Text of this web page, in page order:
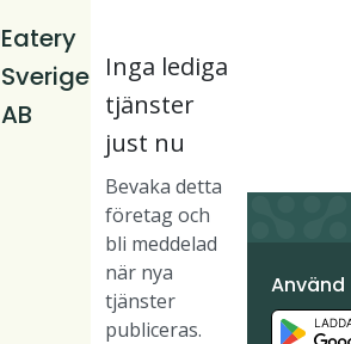
Eatery
Sverige
AB
Inga lediga
tjänster
just nu
Bevaka detta
företag och
bli meddelad
när nya
tjänster
publiceras.